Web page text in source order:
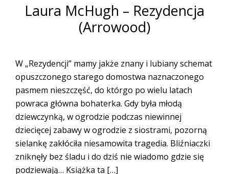
Laura McHugh – Rezydencja
(Arrowood)
W „Rezydencji” mamy jakże znany i lubiany schemat
opuszczonego starego domostwa naznaczonego
pasmem nieszczęść, do którgo po wielu latach
powraca główna bohaterka. Gdy była młodą
dziewczynką, w ogrodzie podczas niewinnej
dziecięcej zabawy w ogrodzie z siostrami, pozorną
sielankę zakłóciła niesamowita tragedia. Bliźniaczki
zniknęły bez śladu i do dziś nie wiadomo gdzie się
podziewają… Książka ta […]